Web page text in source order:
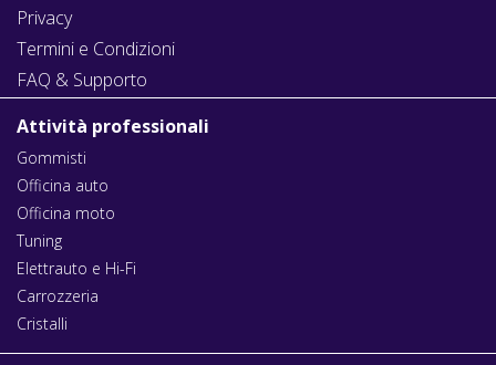
Privacy
Termini e Condizioni
FAQ & Supporto
Attività professionali
Gommisti
Officina auto
Officina moto
Tuning
Elettrauto e Hi-Fi
Carrozzeria
Cristalli